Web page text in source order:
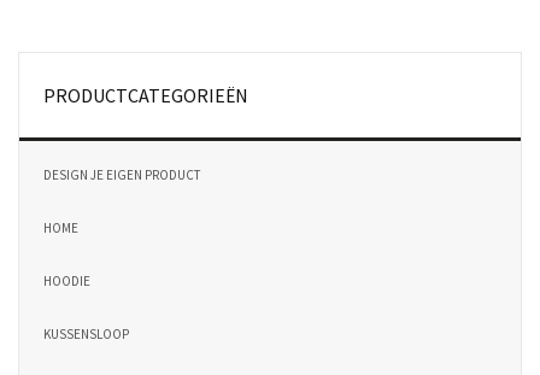
PRODUCTCATEGORIEËN
DESIGN JE EIGEN PRODUCT
HOME
HOODIE
KUSSENSLOOP